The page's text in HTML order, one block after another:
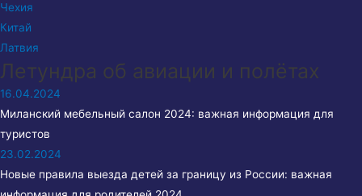
Чехия
Китай
Латвия
Лeтундра об авиации и полётах
16.04.2024
Миланский мебельный салон 2024: важная информация для
туристов
23.02.2024
Новые правила выезда детей за границу из России: важная